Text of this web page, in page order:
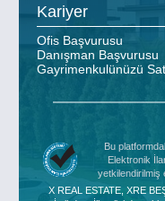
Kariyer
Ofis Başvurusu
Danışman Başvurusu
Gayrimenkulünüzü
Bu
Elektronik
yetkilendirilmiş
X REAL ESTATE, XRE